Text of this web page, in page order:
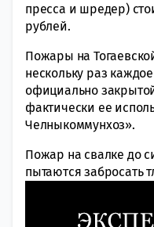
пресса и шредер)
рублей.
Пожары на
нескольку раз
официально
фактически ее
Челныкоммунхоз».
Пожар на свалке до
пытаются забросать